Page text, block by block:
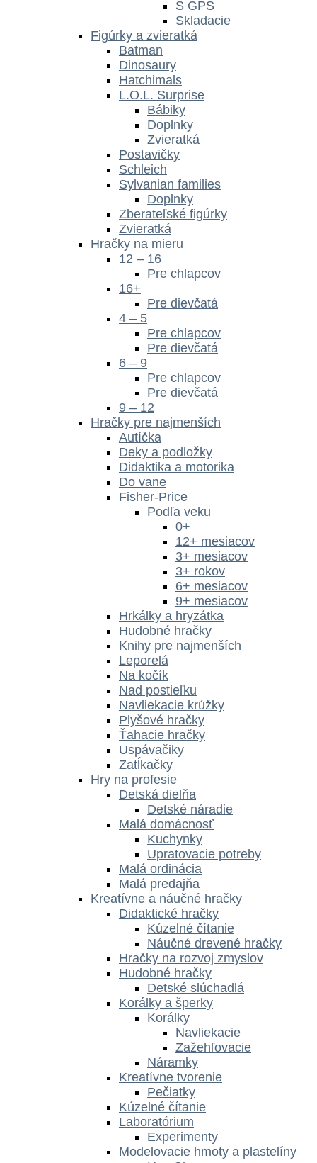
S GPS
Skladacie
Figúrky a zvieratká
Batman
Dinosaury
Hatchimals
L.O.L. Surprise
Bábiky
Doplnky
Zvieratká
Postavičky
Schleich
Sylvanian families
Doplnky
Zberateľské figúrky
Zvieratká
Hračky na mieru
12 – 16
Pre chlapcov
16+
Pre dievčatá
4 – 5
Pre chlapcov
Pre dievčatá
6 – 9
Pre chlapcov
Pre dievčatá
9 – 12
Hračky pre najmenších
Autíčka
Deky a podložky
Didaktika a motorika
Do vane
Fisher-Price
Podľa veku
0+
12+ mesiacov
3+ mesiacov
3+ rokov
6+ mesiacov
9+ mesiacov
Hrkálky a hryzátka
Hudobné hračky
Knihy pre najmenších
Leporelá
Na kočík
Nad postieľku
Navliekacie krúžky
Plyšové hračky
Ťahacie hračky
Uspávačiky
Zatĺkačky
Hry na profesie
Detská dielňa
Detské náradie
Malá domácnosť
Kuchynky
Upratovacie potreby
Malá ordinácia
Malá predajňa
Kreatívne a náučné hračky
Didaktické hračky
Kúzelné čítanie
Náučné drevené hračky
Hračky na rozvoj zmyslov
Hudobné hračky
Detské slúchadlá
Korálky a šperky
Korálky
Navliekacie
Zažehľovacie
Náramky
Kreatívne tvorenie
Pečiatky
Kúzelné čítanie
Laboratórium
Experimenty
Modelovacie hmoty a plastelíny